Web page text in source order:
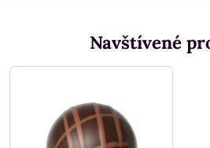
Navštívené